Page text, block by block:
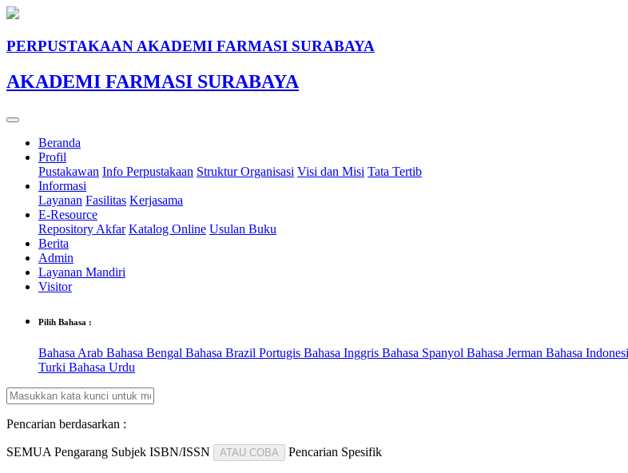
PERPUSTAKAAN AKADEMI FARMASI SURABAYA
AKADEMI FARMASI SURABAYA
Beranda
Profil
Pustakawan Info Perpustakaan Struktur Organisasi Visi dan Misi Tata Tertib
Informasi
Layanan Fasilitas Kerjasama
E-Resource
Repository Akfar Katalog Online Usulan Buku
Berita
Admin
Layanan Mandiri
Visitor
Pilih Bahasa :
Bahasa Arab Bahasa Bengal Bahasa Brazil Portugis Bahasa Inggris Bahasa Spanyol Bahasa Jerman Bahasa
Turki Bahasa Urdu
Pencarian berdasarkan :
SEMUA Pengarang Subjek ISBN/ISSN ATAU COBA Pencarian Spesifik